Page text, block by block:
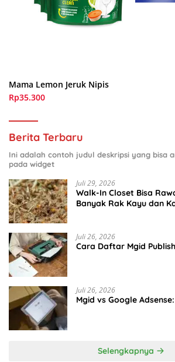
Mama Lemon Jeruk Nipis
Rp35.300
Berita Terbaru
Ini adalah contoh judul deskripsi yang bisa
pada widget
Juli 29, 2026
Walk-In Closet Bisa
Banyak Rak Kayu dan
Juli 26, 2026
Cara Daftar Mgid
Juli 26, 2026
Mgid vs Google
Selengkapnya